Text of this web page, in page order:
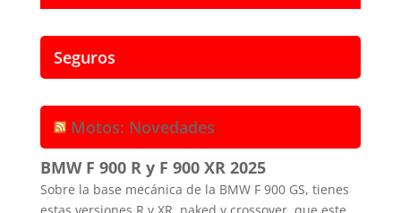
Seguros
Motos: Novedades
BMW F 900 R y F 900 XR 2025
Sobre la base mecánica de la BMW F 900 GS, tienes